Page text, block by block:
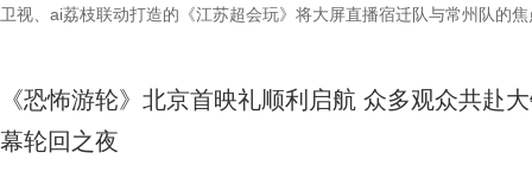
陈敏正担任造型指导、《天下长河》的王力东担任摄影指导、《封神三
慎欣担任本剧顾问。 在演员阵容上，《江海潮生》集结了一支“
其擅长诠释兼具风骨与情怀的形象。这次，为了呈现好张謇的文人儒雅
片11.png
的知识全部投入实操应用，在任务场景中探索、拆解问题，灵活运用数
典古诗词，实现数理逻辑与传统文化的深度融合，全方位考验少年们的
宇轩、陈铭意两位专业领队分别带队布局，两种截然不同的带队风格、
影视改编潜力的佳作，旨在为影视行业输送优质文本，搭建文学与影视
复评阶段共有18篇作品入围，涵盖短篇、中篇、科幻三大类别。经过终
终评的9篇作品分别为： 活动现场，主办方为上榜作者颁发荣誉证书。
线路相映成趣，将为观众打开一条光影与现实交织的道路，解锁影像艺
湖光嘉年华下属的「观看」单元，将精选中外经典电影，为观众献上兼
深度融合常熟的自然肌理与人文底蕴，在常熟的湖光山色里搭建户外银
卫视、ai荔枝联动打造的《江苏超会玩》将大屏直播宿迁队与常州队的焦
袂为大家带来比赛的精彩解读。目前，在积分榜上，宿迁队与常州队同
球队的排名位次。 大胜无锡士气高涨，宿迁主场静候强敌 “苏超”上一个
《恐怖游轮》北京首映礼顺利启航 众多观众共赴
幕轮回之夜